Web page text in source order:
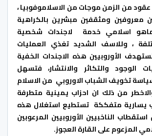
عقود من الزمن موجات من الاسلاموفوبيا ،
معروفين ومثقفين مبشرين بالكراهية
اسلامي خدمة لاجندات شخصية
، وللاسف الشديد تغذي العمليات
الأوروبيين هذه الاجندات الخفية
الوجود والتكاثر والانتشار، فتسهل
تخويف الشباب الاوروبي من الاسلام
من ذلك ان احزاب يمينية متطرفة
يسارية متفككة تستطيع استغلال هذه
الناخبيين الأوروبيين المرعوبين
المزعوم على القارة العجوز.